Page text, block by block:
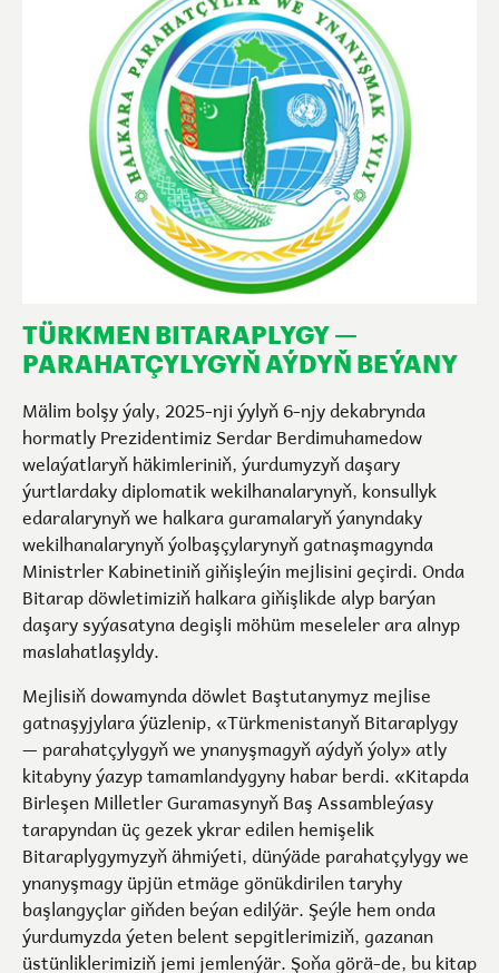
TÜRKMEN BITARAPLYGY —
PARAHATÇYLYGYŇ AÝDYŇ BEÝANY
Mälim bolşy ýaly, 2025-nji ýylyň 6-njy dekabrynda
hormatly Prezidentimiz Serdar Berdimuhamedow
welaýatlaryň häkimleriniň, ýurdumyzyň daşary
ýurtlardaky diplomatik wekilhanalarynyň, konsullyk
edaralarynyň we halkara guramalaryň ýanyndaky
wekilhanalarynyň ýolbaşçylarynyň gatnaşmagynda
Ministrler Kabinetiniň giňişleýin mejlisini geçirdi. Onda
Bitarap döwletimiziň halkara giňişlikde alyp barýan
daşary syýasatyna degişli möhüm meseleler ara alnyp
maslahatlaşyldy.
Mejlisiň dowamynda döwlet Baştutanymyz mejlise
gatnaşyjylara ýüzlenip, «Türkmenistanyň Bitaraplygy
— parahatçylygyň we ynanyşmagyň aýdyň ýoly» atly
kitabyny ýazyp tamamlandygyny habar berdi. «Kitapda
Birleşen Milletler Guramasynyň Baş Assambleýasy
tarapyndan üç gezek ykrar edilen hemişelik
Bitaraplygymyzyň ähmiýeti, dünýäde parahatçylygy we
ynanyşmagy üpjün etmäge gönükdirilen taryhy
başlangyçlar giňden beýan edilýär. Şeýle hem onda
ýurdumyzda ýeten belent sepgitlerimiziň, gazanan
üstünliklerimiziň jemi jemlenýär. Şoňa görä-de, bu kitap